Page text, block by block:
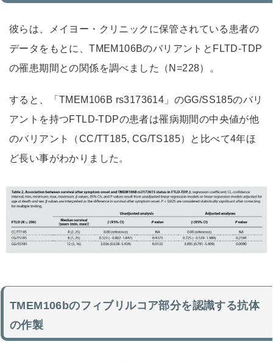
彼らは、メイヨー・クリニックに保管されている患者の
データをもとに、TMEM106BのバリアントとFLTD-TDP
の罹患期間との関係を調べました（N=228）。
すると、「TMEM106B rs3173614」のGG/SS185のバリ
アントを持つFTLD-TDPの患者は罹病期間の中央値が他
のバリアント（CC/TT185, CG/TS185）と比べて4年ほ
ど長い事がわかりました。
TMEM106bのフィブリルコア部分を認識する抗体
の作製